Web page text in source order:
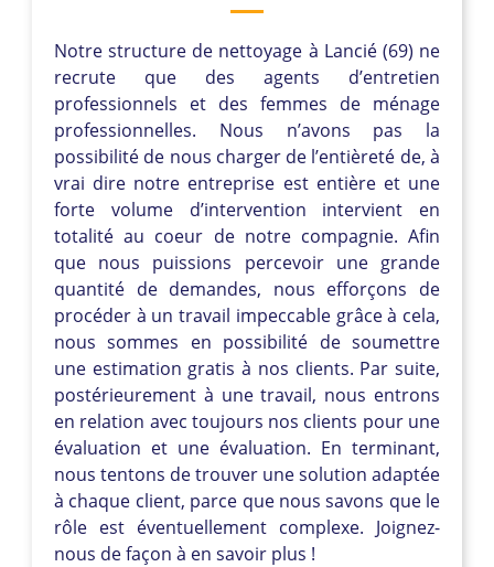
Notre structure de nettoyage à Lancié (69) ne
recrute que des agents d’entretien
professionnels et des femmes de ménage
professionnelles. Nous n’avons pas la
possibilité de nous charger de l’entièreté de, à
vrai dire notre entreprise est entière et une
forte volume d’intervention intervient en
totalité au coeur de notre compagnie. Afin
que nous puissions percevoir une grande
quantité de demandes, nous efforçons de
procéder à un travail impeccable grâce à cela,
nous sommes en possibilité de soumettre
une estimation gratis à nos clients. Par suite,
postérieurement à une travail, nous entrons
en relation avec toujours nos clients pour une
évaluation et une évaluation. En terminant,
nous tentons de trouver une solution adaptée
à chaque client, parce que nous savons que le
rôle est éventuellement complexe. Joignez-
nous de façon à en savoir plus !